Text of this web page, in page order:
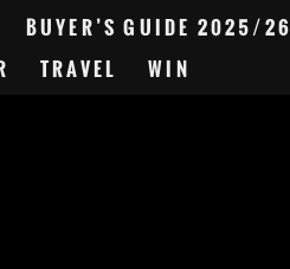
BUYER’S GUIDE 2025/26
TRAVEL WIN